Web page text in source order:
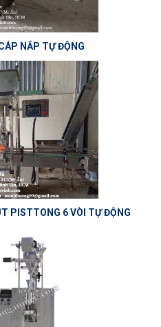
NẮP TỰ ĐỘNG
PISTTONG 6 VÒI TỰ ĐỘNG